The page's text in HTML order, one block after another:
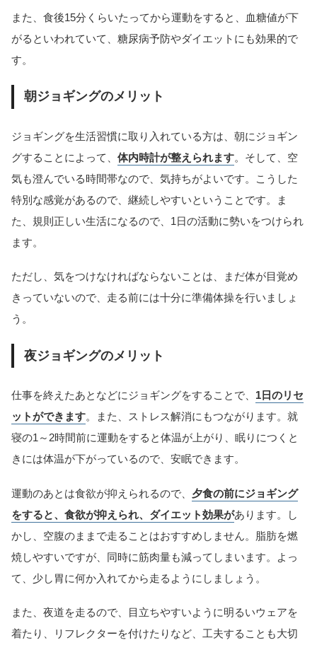
また、食後15分くらいたってから運動をすると、血糖値が下
がるといわれていて、糖尿病予防やダイエットにも効果的で
す。
朝ジョギングのメリット
ジョギングを生活習慣に取り入れている方は、朝にジョギン
グすることによって、 体内時計が整えられます。そして、空
気も澄んでいる時間帯なので、気持ちがよいです。こうした
特別な感覚があるので、継続しやすいということです。ま
た、規則正しい生活になるので、1日の活動に勢いをつけられ
ます。
ただし、気をつけなければならないことは、まだ体が目覚め
きっていないので、走る前には十分に準備体操を行いましょ
う。
夜ジョギングのメリット
仕事を終えたあとなどにジョギングをすることで、 1日のリセ
ットができます。また、ストレス解消にもつながります。就
寝の1～2時間前に運動をすると体温が上がり、眠りにつくと
きには体温が下がっているので、安眠できます。
運動のあとは食欲が抑えられるので、 夕食の前にジョギング
をすると、食欲が抑えられ、ダイエット効果があります。し
かし、空腹のままで走ることはおすすめしません。脂肪を燃
焼しやすいですが、同時に筋肉量も減ってしまいます。よっ
て、少し胃に何か入れてから走るようにしましょう。
また、夜道を走るので、目立ちやすいように明るいウェアを
着たり、リフレクターを付けたりなど、工夫することも大切